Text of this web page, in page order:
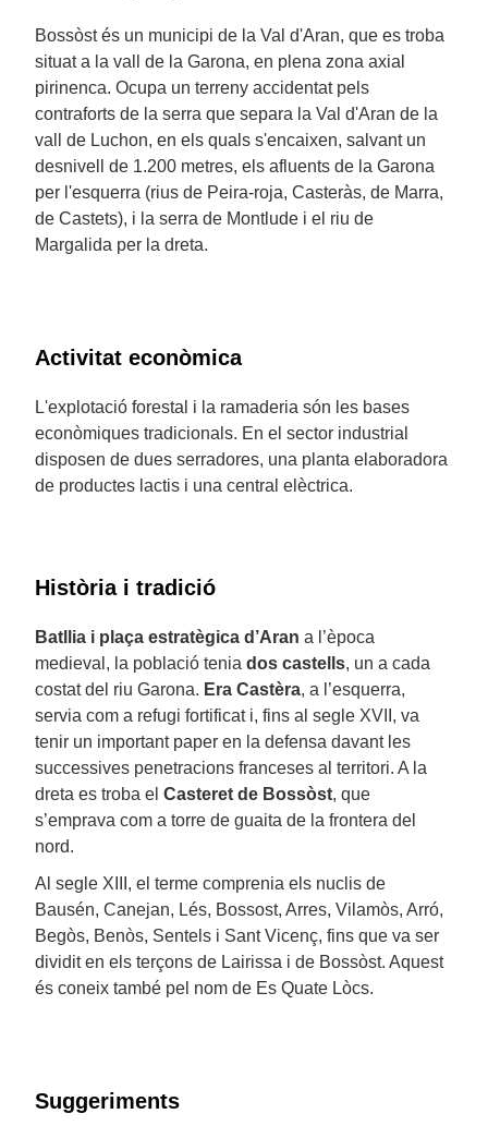
Bossòst és un municipi de la Val d'Aran, que es troba
situat a la vall de la Garona, en plena zona axial
pirinenca. Ocupa un terreny accidentat pels
contraforts de la serra que separa la Val d'Aran de la
vall de Luchon, en els quals s'encaixen, salvant un
desnivell de 1.200 metres, els afluents de la Garona
per l'esquerra (rius de Peira-roja, Casteràs, de Marra,
de Castets), i la serra de Montlude i el riu de
Margalida per la dreta.
Activitat econòmica
L'explotació forestal i la ramaderia són les bases
econòmiques tradicionals. En el sector industrial
disposen de dues serradores, una planta elaboradora
de productes lactis i una central elèctrica.
Història i tradició
Batllia i plaça estratègica d’Aran a l’època
medieval, la població tenia dos castells, un a cada
costat del riu Garona. Era Castèra, a l’esquerra,
servia com a refugi fortificat i, fins al segle XVII, va
tenir un important paper en la defensa davant les
successives penetracions franceses al territori. A la
dreta es troba el Casteret de Bossòst, que
s’emprava com a torre de guaita de la frontera del
nord.
Al segle XIII, el terme comprenia els nuclis de
Bausén, Canejan, Lés, Bossost, Arres, Vilamòs, Arró,
Begòs, Benòs, Sentels i Sant Vicenç, fins que va ser
dividit en els terçons de Lairissa i de Bossòst. Aquest
és coneix també pel nom de Es Quate Lòcs.
Suggeriments